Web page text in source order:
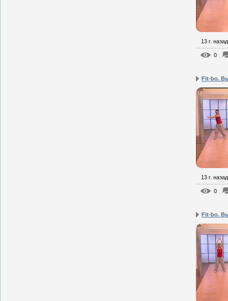
13 г. назад
0
Fit-bo.
13 г. назад
0
Fit-bo.